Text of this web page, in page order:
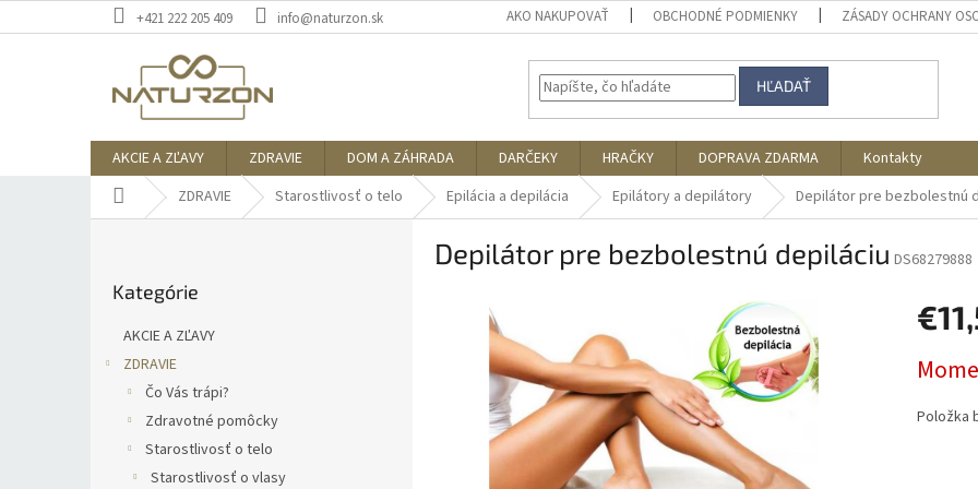
na
+421 222 205 409 info@naturzon.sk AKO NAKUPOVAŤ OBCHODNÉ PODMIENKY ZÁSADY OCHRANY
HĽADAŤ
AKCIE A ZĽAVY ZDRAVIE DOM A ZÁHRADA DARČEKY HRAČKY DOPRAVA ZDARMA
Kontakty
Domov ZDRAVIE Starostlivosť o telo Epilácia a depilácia Epilátory a depilátory Depilátor pre bezbolestnú
kategórie
Kategórie
AKCIE A ZĽAVY
ZDRAVIE
Čo Vás trápi?
Zdravotné pomôcky
Starostlivosť o telo
Starostlivosť o vlasy
Depilátor pre bezbolestnú depiláciu DS68279888
cena:
Položka